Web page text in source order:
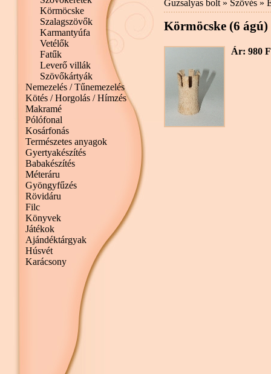
Guzsalyas bolt » Szövés »
Körmöcske (6 ágú)
Ár: 980
Körmöcske
Szalagszövők
Karmantyúfa
Vetélők
Fatűk
Leverő villák
Szövőkártyák
Nemezelés / Tűnemezelés
Kötés / Horgolás / Hímzés
Makramé
Pólófonal
Kosárfonás
Természetes anyagok
Gyertyakészítés
Babakészítés
Méteráru
Gyöngyfűzés
Rövidáru
Filc
Könyvek
Játékok
Ajándéktárgyak
Húsvét
Karácsony